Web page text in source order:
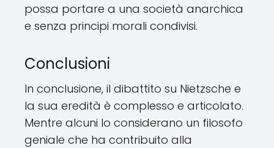
possa portare a una società anarchica
e senza principi morali condivisi.
Conclusioni
In conclusione, il dibattito su Nietzsche e
la sua eredità è complesso e articolato.
Mentre alcuni lo considerano un filosofo
geniale che ha contribuito alla